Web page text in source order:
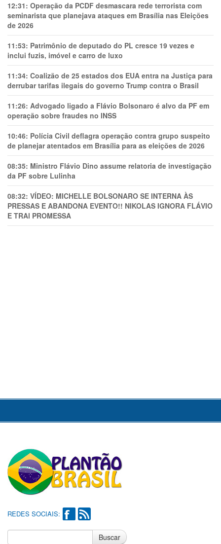
12:31: Operação da PCDF desmascara rede terrorista com
seminarista que planejava ataques em Brasília nas Eleições
de 2026
11:53: Patrimônio de deputado do PL cresce 19 vezes e
inclui fuzis, imóvel e carro de luxo
11:34: Coalizão de 25 estados dos EUA entra na Justiça para
derrubar tarifas ilegais do governo Trump contra o Brasil
11:26: Advogado ligado a Flávio Bolsonaro é alvo da PF em
operação sobre fraudes no INSS
10:46: Polícia Civil deflagra operação contra grupo suspeito
de planejar atentados em Brasília para as eleições de 2026
08:35: Ministro Flávio Dino assume relatoria de investigação
da PF sobre Lulinha
08:32: VÍDEO: MICHELLE BOLSONARO SE INTERNA ÀS
PRESSAS E ABANDONA EVENTO!! NIKOLAS IGNORA FLÁVIO
E TRAl PROMESSA
REDES SOCIAIS:
Buscar